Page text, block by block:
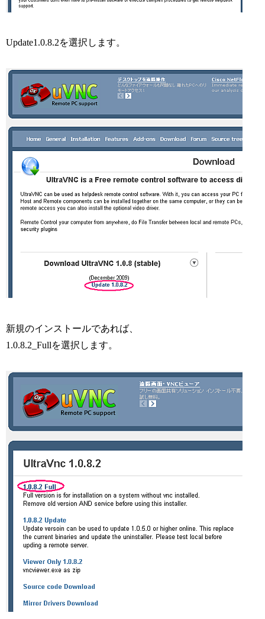
Update1.0.8.2を選択します。
新規のインストールであれば、
1.0.8.2_Fullを選択します。